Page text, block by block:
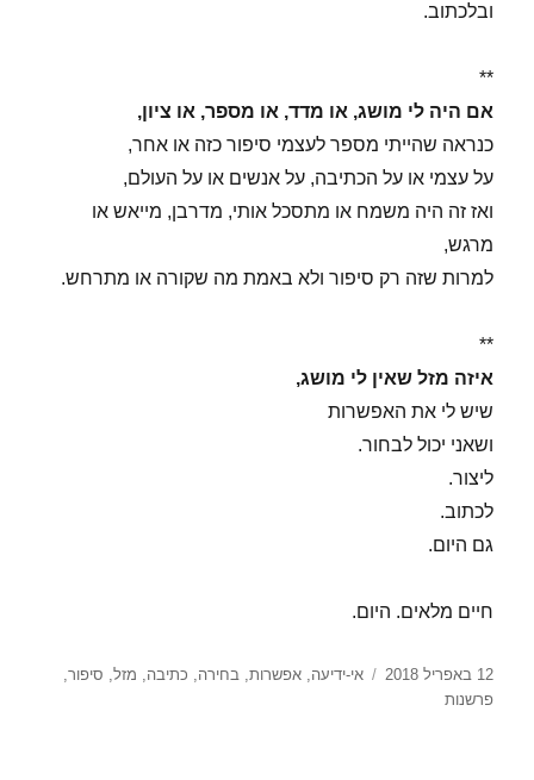
ובלכתוב.
**
אם היה לי מושג, או מדד, או מספר, או ציון,
כנראה שהייתי מספר לעצמי סיפור כזה או אחר,
על עצמי או על הכתיבה, על אנשים או על העולם,
ואז זה היה משמח או מתסכל אותי, מדרבן, מייאש או
מרגש,
למרות שזה רק סיפור ולא באמת מה שקורה או מתרחש.
**
איזה מזל שאין לי מושג,
שיש לי את האפשרות
ושאני יכול לבחור.
ליצור.
לכתוב.
גם היום.
חיים מלאים. היום.
פורסם
בתאריך
12 באפריל 2018 תגיות
אי-ידיעה,אפשרות,בחירה, כתיבה, מזל, סיפור,
פרשנות